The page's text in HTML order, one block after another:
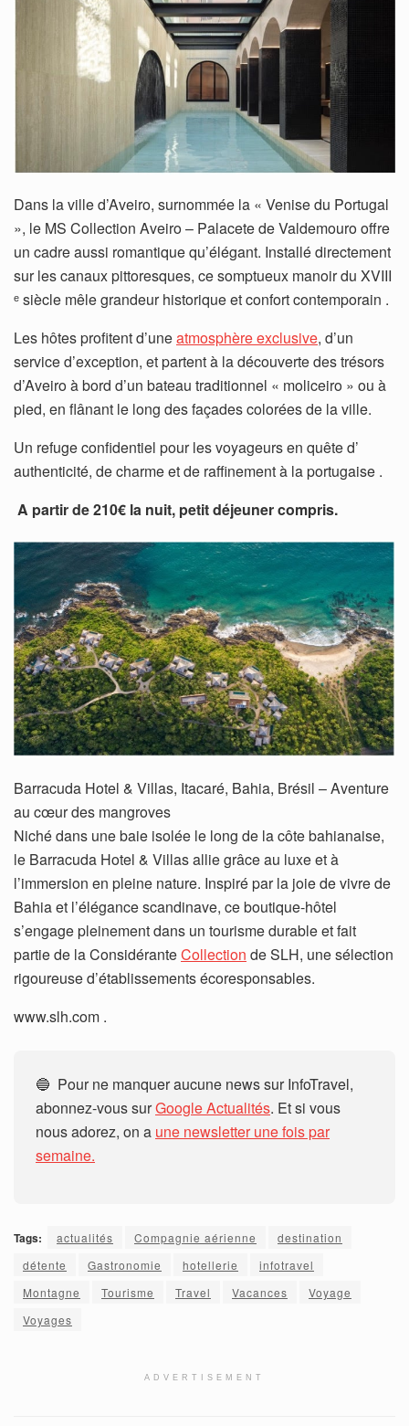
Dans la ville d’Aveiro, surnommée la « Venise du Portugal
», le MS Collection Aveiro – Palacete de Valdemouro offre
un cadre aussi romantique qu’élégant. Installé directement
sur les canaux pittoresques, ce somptueux manoir du XVIII
ᵉ siècle mêle grandeur historique et confort contemporain .
Les hôtes profitent d’uneatmosphère exclusive, d’un
service d’exception, et partent à la découverte des trésors
d’Aveiro à bord d’un bateau traditionnel « moliceiro » ou à
pied, en flânant le long des façades colorées de la ville.
Un refuge confidentiel pour les voyageurs en quête d’
authenticité, de charme et de raffinement à la portugaise .
A partir de 210€ la nuit, petit déjeuner compris.
Barracuda Hotel & Villas, Itacaré, Bahia, Brésil – Aventure
au cœur des mangroves
Niché dans une baie isolée le long de la côte bahianaise,
le Barracuda Hotel & Villas allie grâce au luxe et à
l’immersion en pleine nature. Inspiré par la joie de vivre de
Bahia et l’élégance scandinave, ce boutique-hôtel
s’engage pleinement dans un tourisme durable et fait
partie de la ConsidéranteCollection de SLH, une sélection
rigoureuse d’établissements écoresponsables.
www.slh.com .
🔵 Pour ne manquer aucune news sur InfoTravel,
abonnez-vous surGoogle Actualités. Et si vous
nous adorez, on a une newsletter une fois par
semaine.
Tags: actualités Compagnie aérienne
destination
détente
Gastronomie hotellerie
infotravel
Montagne
Tourisme Travel Vacances
Voyage
Voyages
ADVERTISEMENT